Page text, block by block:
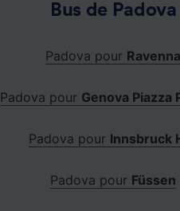
Bus de Padova
Padova pour Ravenna
Padova pour Genova Piazza
Padova pour Innsbruck
Padova pour Füssen